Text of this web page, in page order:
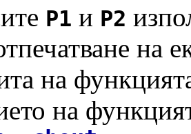
P1 и P2
на
на
на